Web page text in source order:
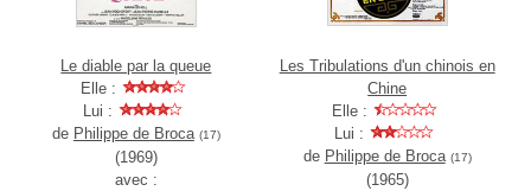
Le diable par la queue
Elle :
Lui :
de Philippe de Broca (17)
(1969)
avec :
Les Tribulations d'un chinois en
Chine
Elle :
Lui :
de Philippe de Broca (17)
(1965)